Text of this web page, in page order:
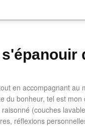
en accompagnant au
du bonheur, tel est
(couches
réflexions